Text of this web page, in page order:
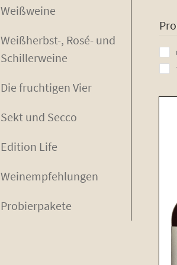
Weiß­wei­ne
Weiß­herbst-, Rosé- und
Schillerweine
Die fruch­ti­gen Vier
Sekt und Secco
Edi­ti­on Life
Wein­emp­feh­lun­gen
Pro­bier­pa­ke­te